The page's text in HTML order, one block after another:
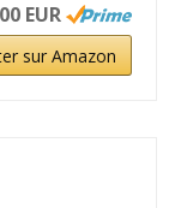
EUR
sur Amazon